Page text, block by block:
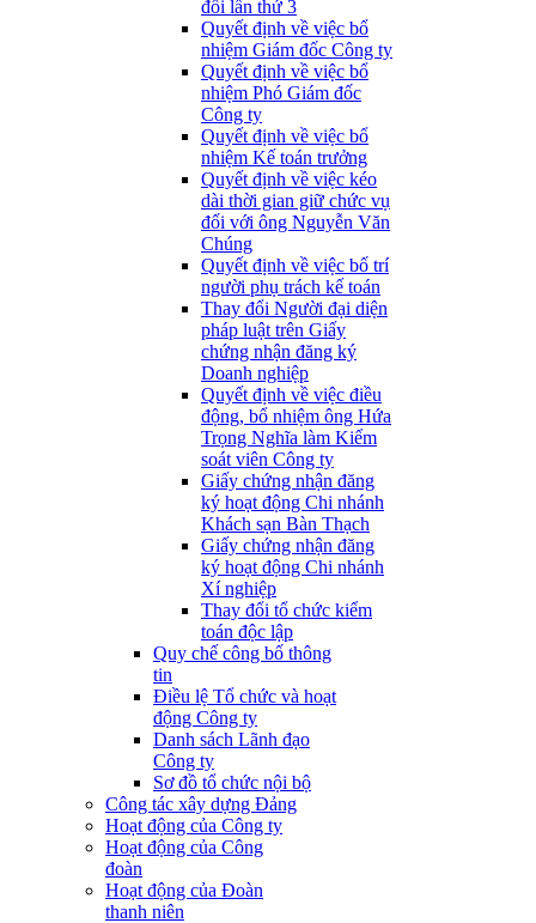
đổi lần thứ 3
Quyết định về việc bổ
nhiệm Giám đốc Công ty
Quyết định về việc bổ
nhiệm Phó Giám đốc
Công ty
Quyết định về việc bổ
nhiệm Kế toán trưởng
Quyết định về việc kéo
dài thời gian giữ chức vụ
đối với ông Nguyễn Văn
Chúng
Quyết định về việc bố trí
người phụ trách kế toán
Thay đổi Người đại diện
pháp luật trên Giấy
chứng nhận đăng ký
Doanh nghiệp
Quyết định về việc điều
động, bổ nhiệm ông Hứa
Trọng Nghĩa làm Kiểm
soát viên Công ty
Giấy chứng nhận đăng
ký hoạt động Chi nhánh
Khách sạn Bàn Thạch
Giấy chứng nhận đăng
ký hoạt động Chi nhánh
Xí nghiệp
Thay đổi tổ chức kiểm
toán độc lập
Quy chế công bố thông
tin
Điều lệ Tổ chức và hoạt
động Công ty
Danh sách Lãnh đạo
Công ty
Sơ đồ tổ chức nội bộ
Công tác xây dựng Đảng
Hoạt động của Công ty
Hoạt động của Công
đoàn
Hoạt động của Đoàn
thanh niên